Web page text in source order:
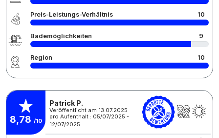
Preis-Leistungs-Verhältnis 10
Bademöglichkeiten 9
Region 10
8,78 /10
Patrick P.
Veröffentlicht am 13.07.2025
pro Aufenthalt : 05/07/2025 -
12/07/2025